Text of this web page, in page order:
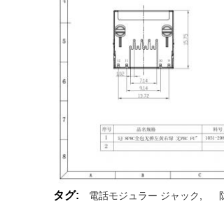
タグ: 電話モジュラー ジャック